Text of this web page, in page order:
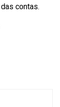
contas.